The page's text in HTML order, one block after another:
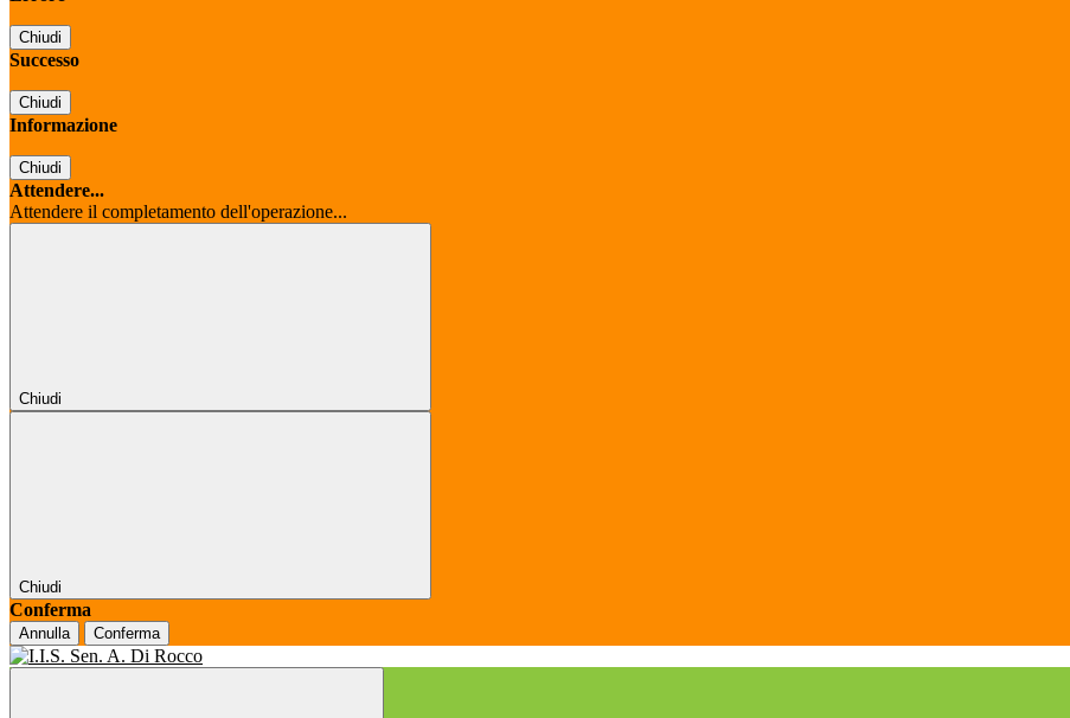
Chiudi
Successo
Chiudi
Informazione
Chiudi
Attendere...
Attendere il completamento dell'operazione...
Chiudi
Chiudi
Conferma
Annulla Conferma